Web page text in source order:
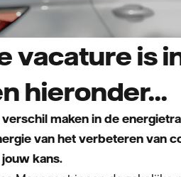
vacature is
hieronder...
maken in de
van het verbeteren van
jouw kans.